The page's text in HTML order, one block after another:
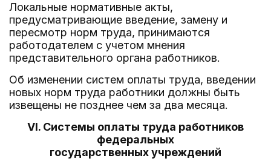
Локальные нормативные акты,
предусматривающие введение, замену и
пересмотр норм труда, принимаются
работодателем с учетом мнения
представительного органа работников.
Об изменении систем оплаты труда, введении
новых норм труда работники должны быть
извещены не позднее чем за два месяца.
VI. Системы оплаты труда работников
федеральных
государственных учреждений